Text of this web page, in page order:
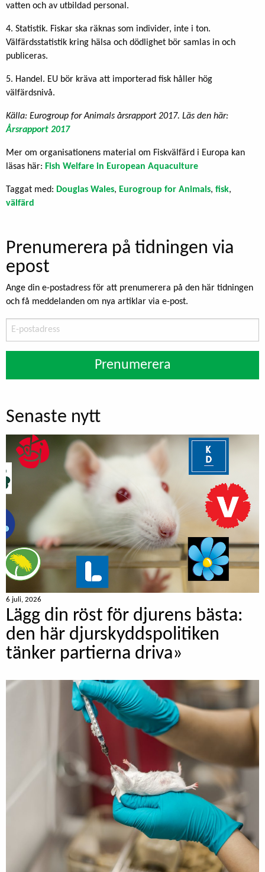
vatten och av utbildad personal.
4. Statistik. Fiskar ska räknas som individer, inte i ton.
Välfärdsstatistik kring hälsa och dödlighet bör samlas in och
publiceras.
5. Handel. EU bör kräva att importerad fisk håller hög
välfärdsnivå.
Källa: Eurogroup for Animals årsrapport 2017. Läs den här:
Årsrapport 2017
Mer om organisationens material om Fiskvälfärd i Europa kan
läsas här: Fish Welfare in European Aquaculture
Taggat med: Douglas Wales, Eurogroup for Animals, fisk,
välfärd
Prenumerera på tidningen via
epost
Ange din e-postadress för att prenumerera på den här tidningen
och få meddelanden om nya artiklar via e-post.
postadress
Prenumerera
Senaste nytt
6 juli, 2026
Lägg din röst för djurens bästa:
den här djurskyddspolitiken
tänker partierna driva»